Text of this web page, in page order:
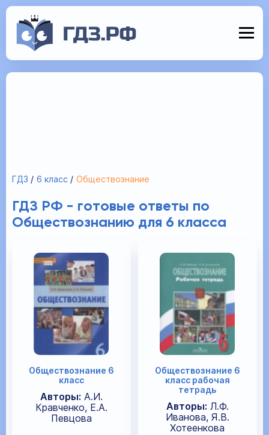
ГДЗ 6 класс Обществознание
ГДЗ РФ - готовые ответы по
Обществознанию для 6 класса
Обществознание 6
класс
Авторы: А.И.
Кравченко, Е.А.
Певцова
Обществознание 6
класс рабочая
тетрадь
Авторы: Л.Ф.
Иванова, Я.В.
Хотеенкова